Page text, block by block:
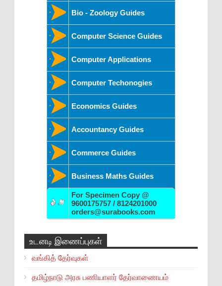
Bio - Zoology Guides
Computer Science Guides
Computer Applications
Computer Techonogies
Economics Guides
Accountancy Guides
Commerce Guides
Business Maths Guides
For Specimen Copy @
9600175757 / 8124201000
orders@surabooks.com
உடனடி இணைப்புகள்
வங்கித் தேர்வுகள்
தமிழ்நாடு அரசு பணியாளர் தேர்வாணையம்